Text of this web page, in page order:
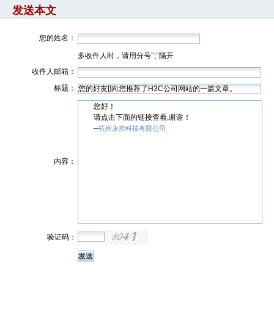
发送本文
您的姓名：
多收件人时，请用分号";"隔开
收件人邮箱：
标题：
内容：
您好！
请点击下面的链接查看,谢谢！
--杭州永控科技有限公司
验证码：